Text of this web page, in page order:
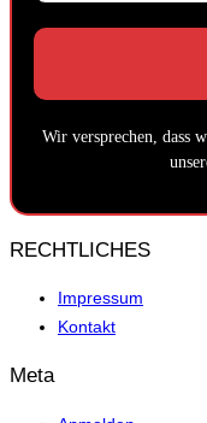
Wir versprechen, dass
RECHTLICHES
Impressum
Kontakt
Meta